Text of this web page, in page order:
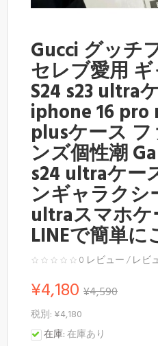
Gucci グッチ
セレブ愛用
S24 s23 ultra
iphone 16 pro
plusケース
ンズ個性潮
s24 ultraケー
ンギャラクシ
ultraスマホケ
LINEで簡単に
0 レビュー/レビ
¥4,180 ¥4,590
税別: ¥4,180
在庫:在庫あり